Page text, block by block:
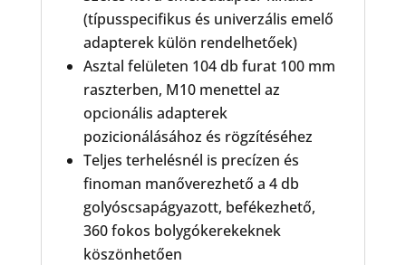
(típusspecifikus és univerzális emelő
adapterek külön rendelhetőek)
Asztal felületen 104 db furat 100 mm
raszterben, M10 menettel az
opcionális adapterek
pozicionálásához és rögzítéséhez
Teljes terhelésnél is precízen és
finoman manőverezhető a 4 db
golyóscsapágyazott, befékezhető,
360 fokos bolygókerekeknek
köszönhetően